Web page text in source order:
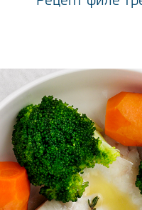
358
морозильные камеры